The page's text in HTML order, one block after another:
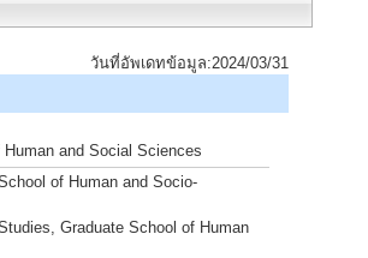
วันที่อัพเดทข้อมูล:2024/03/31
and Social Sciences
of Human and Socio-
Graduate School of Human